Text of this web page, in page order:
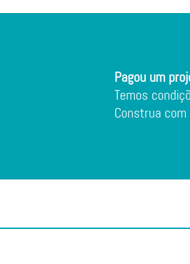
Pagou um
Temos
Construa